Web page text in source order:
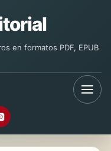
en formatos PDF, EPUB